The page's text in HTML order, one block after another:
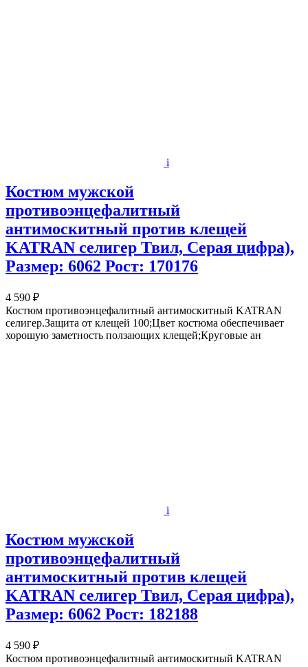
i
Костюм мужской
противоэнцефалитный
антимоскитный против клещей
KATRAN селигер Твил, Серая цифра),
Размер: 6062 Рост: 170176
4 590 ₽
Костюм противоэнцефалитный антимоскитный KATRAN
селигер.Защита от клещей 100;Цвет костюма обеспечивает
хорошую заметность ползающих клещей;Круговые ан
i
Костюм мужской
противоэнцефалитный
антимоскитный против клещей
KATRAN селигер Твил, Серая цифра),
Размер: 6062 Рост: 182188
4 590 ₽
Костюм противоэнцефалитный антимоскитный KATRAN